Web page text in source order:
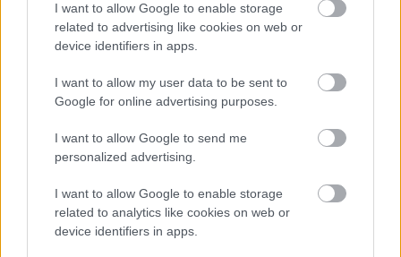
I want to allow Google to enable storage
related to advertising like cookies on web or
device identifiers in apps.
I want to allow my user data to be sent to
Google for online advertising purposes.
I want to allow Google to send me
personalized advertising.
I want to allow Google to enable storage
related to analytics like cookies on web or
device identifiers in apps.
énekhangokkal szólaljanak meg. Ez persze nem
minden esetben van így, épp most dolgozunk többek
között egy olyan slágeren is, aminek a hangulata
elindított egy olyan folyamatot, melynek hatására
egy új mű született meg, aminek a gerince maga az
eredeti dal, de ami körülötte hallható, az egy
teljesen új dolog. Szeretjük, nagyon.